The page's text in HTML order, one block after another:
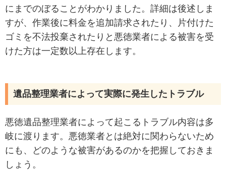
にまでのぼることがわかりました。詳細は後述しま
すが、作業後に料金を追加請求されたり、片付けた
ゴミを不法投棄されたりと悪徳業者による被害を受
けた方は一定数以上存在します。
遺品整理業者によって実際に発生したトラブル
悪徳遺品整理業者によって起こるトラブル内容は多
岐に渡ります。悪徳業者とは絶対に関わらないため
にも、どのような被害があるのかを把握しておきま
しょう。